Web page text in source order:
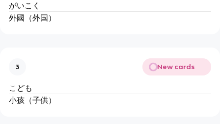
がいこく
外國（外国）
3 New cards
こども
小孩（子供）